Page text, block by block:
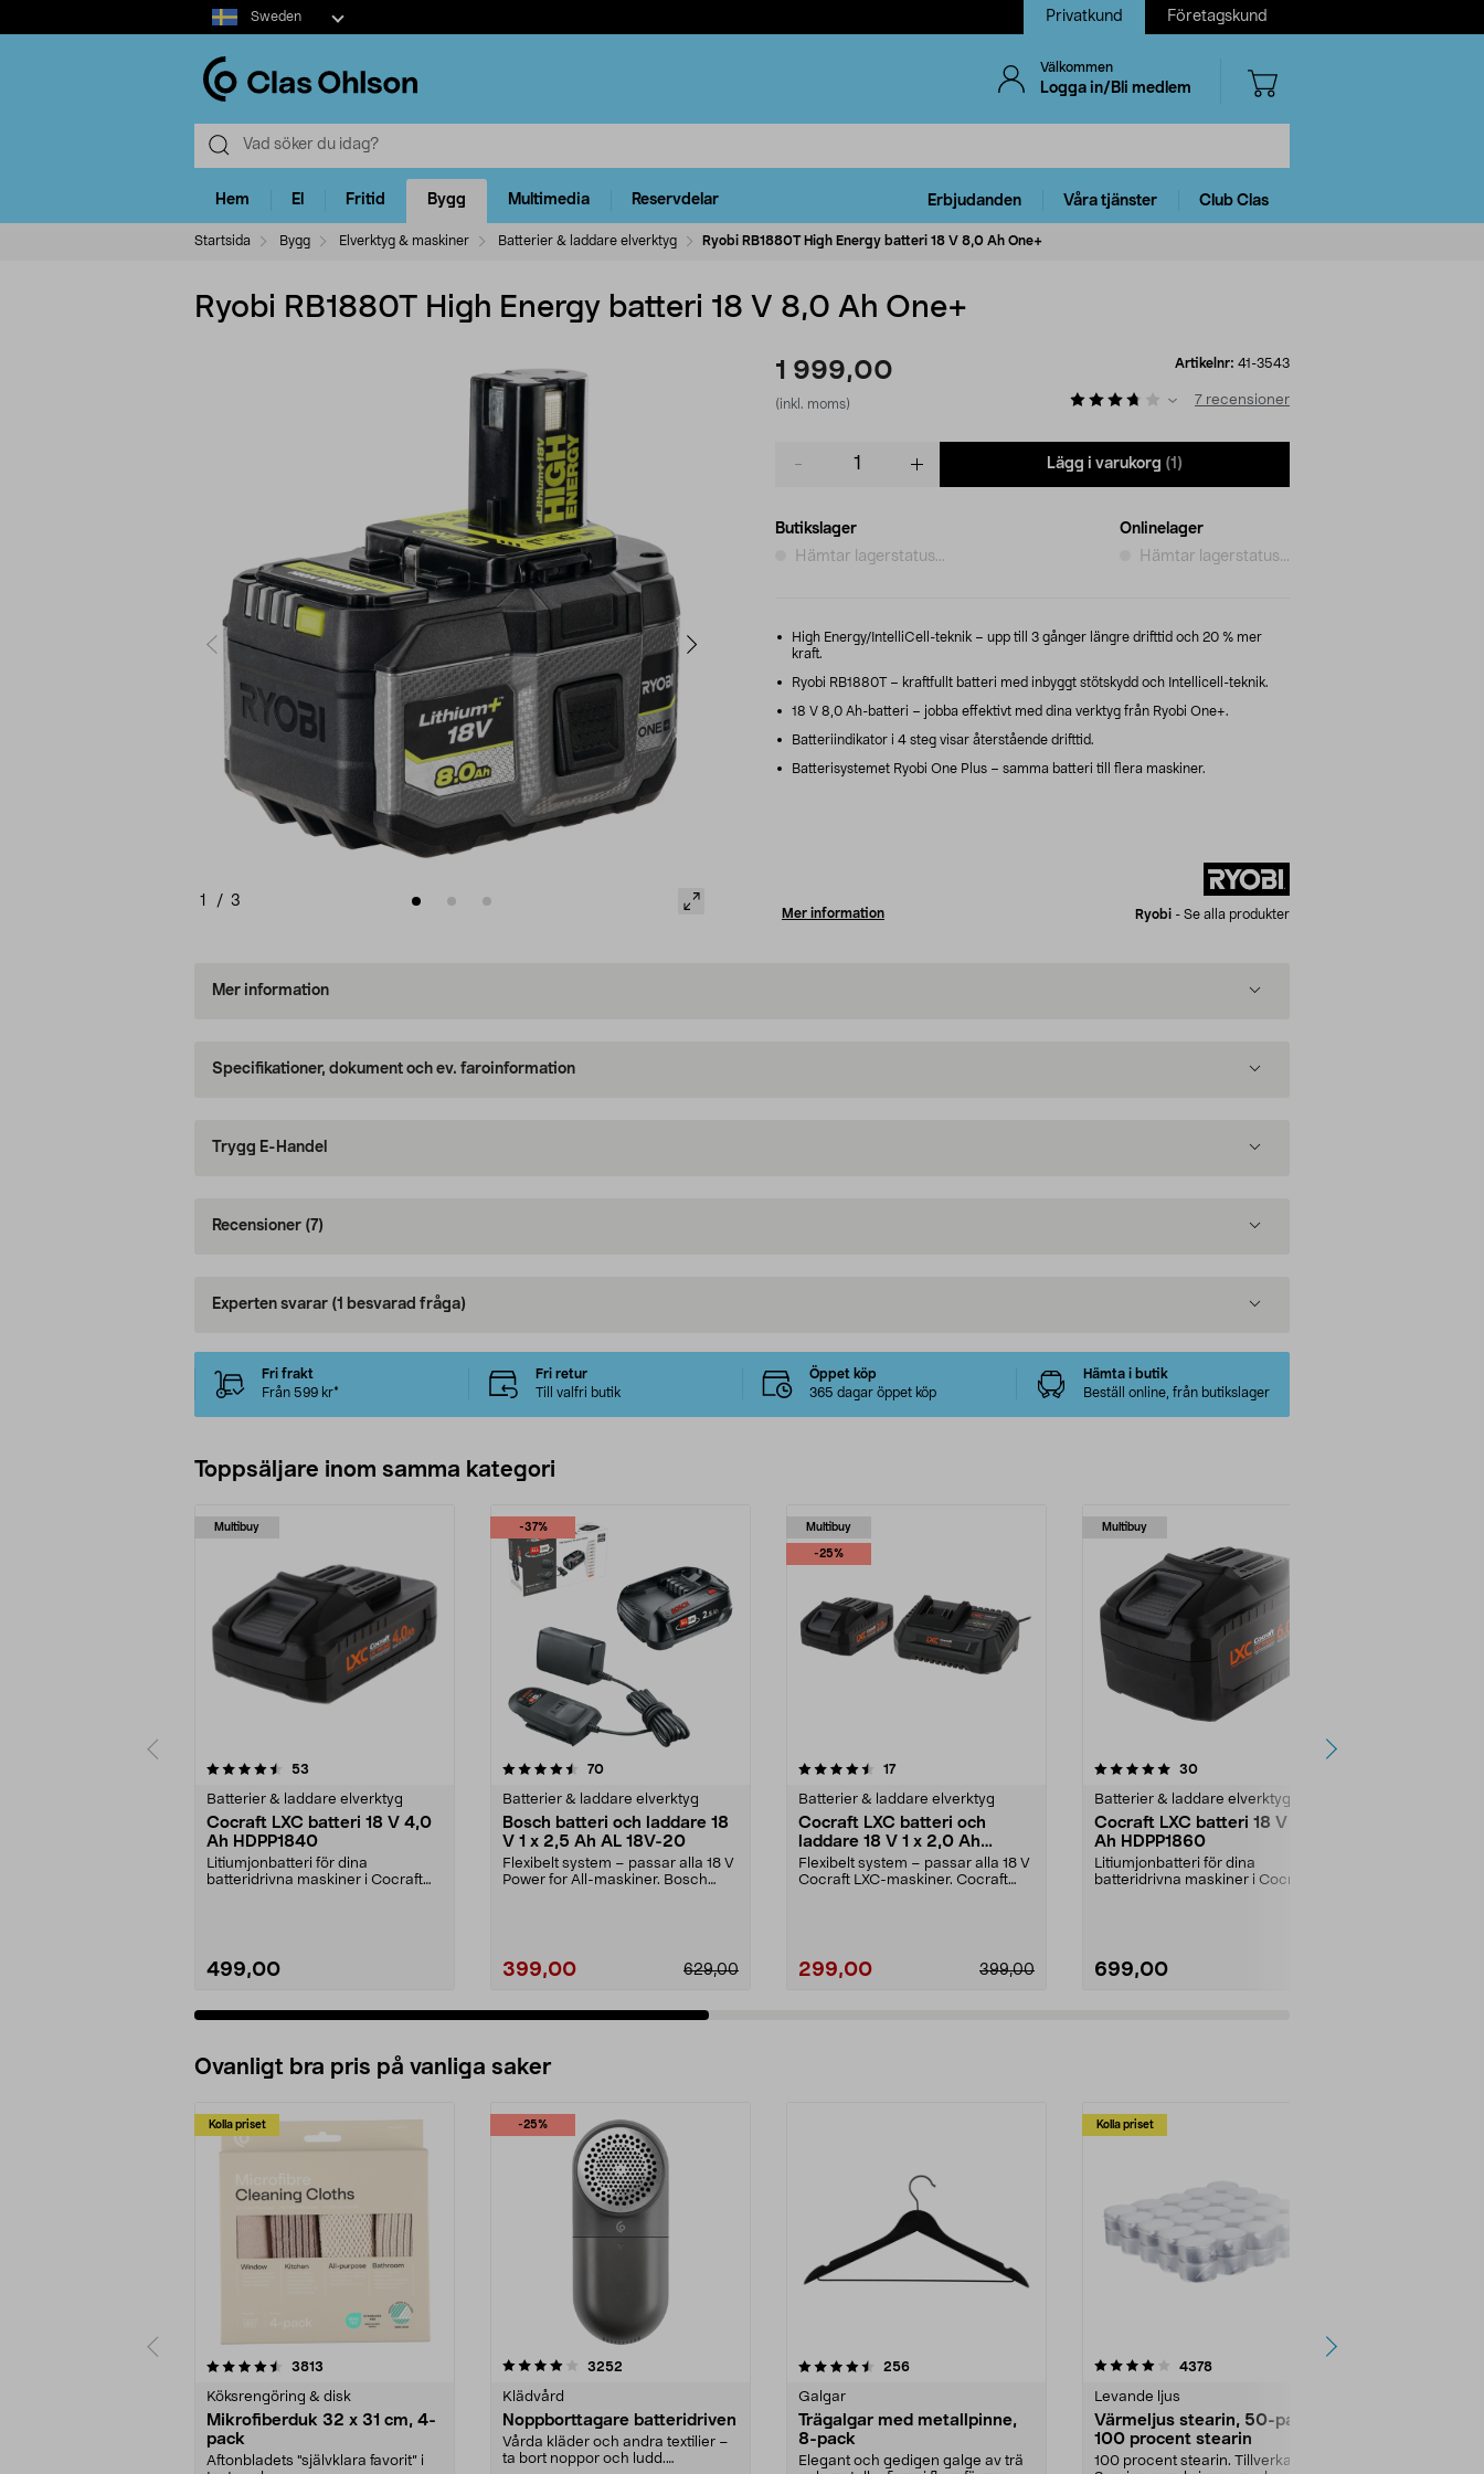
Select
market
Sweden Privatkund Företagskund
Välkommen
Logga in/Bli medlem
Hem El Fritid Bygg Multimedia Reservdelar Erbjudanden Våra tjänster Club Clas
Startsida Bygg Elverktyg & maskiner Batterier & laddare elverktyg Ryobi RB1880T High Energy batteri 18 V 8,0 Ah One+
Ryobi RB1880T High Energy batteri 18 V 8,0 Ah One+
1 / 3
1 999,00
(inkl. moms)
Artikelnr: 41-3543
7 recensioner
Lägg i varukorg (1)
Butikslager
Hämtar lagerstatus...
Onlinelager
Hämtar lagerstatus...
High Energy/IntelliCell-teknik – upp till 3 gånger längre drifttid och 20 % mer
kraft.
Ryobi RB1880T – kraftfullt batteri med inbyggt stötskydd och Intellicell-teknik.
18 V 8,0 Ah-batteri – jobba effektivt med dina verktyg från Ryobi One+.
Batteriindikator i 4 steg visar återstående drifttid.
Batterisystemet Ryobi One Plus – samma batteri till flera maskiner.
Mer information Ryobi - Se alla produkter
Mer information
Specifikationer, dokument och ev. faroinformation
Trygg E-Handel
Recensioner (7)
Experten svarar (1 besvarad fråga)
Fri frakt
Från 599 kr*
Fri retur
Till valfri butik
Öppet köp
365 dagar öppet köp
Hämta i butik
Beställ online, från butikslager
Toppsäljare inom samma kategori
Multibuy
53
Batterier & laddare elverktyg
Cocraft LXC batteri 18 V 4,0
Ah HDPP1840
Litiumjonbatteri för dina
batteridrivna maskiner i Cocraft
499,00
-37%
4.5 av 5 stjärnor 70recensioner
Batterier & laddare elverktyg
Bosch batteri och laddare 18
V 1 x 2,5 Ah AL 18V-20
Flexibelt system – passar alla 18 V
Power for All-maskiner. Bosch
399,00 629,00
Multibuy
-25%
4.5 av 5 stjärnor 17recensioner
Batterier & laddare elverktyg
Cocraft LXC batteri och
laddare 18 V 1 x 2,0 Ah
CBS42
Flexibelt system – passar alla 18 V
Cocraft LXC-maskiner. Cocraft
299,00 399,00
Multibuy
5.0 av 5 stjärnor 30recensioner
Batterier & laddare elverktyg
Cocraft LXC batteri 18 V 6,0
Ah HDPP1860
Litiumjonbatteri för dina
batteridrivna maskiner i Cocraft
699,00
4.5 av 5 stjärnor
Ovanligt bra pris på vanliga saker
Kolla priset
3813
Köksrengöring & disk
Mikrofiberduk 32 x 31 cm, 4-
pack
Aftonbladets "självklara favorit” i
-25%
4.0av 5 stjärnor 3252
Klädvård
Noppborttagare batteridriven
Vårda kläder och andra textilier –
ta bort noppor och ludd.
4.5av 5 stjärnor 256recensioner
Galgar
Trägalgar med metallpinne,
8-pack
Elegant och gedigen galge av trä
Kolla priset
4.0av 5 stjärnor 4378recensioner
Levande ljus
Värmeljus stearin, 50-pack,
100 procent stearin
100 procent stearin. Tillverkade i
4.5av 5 stjärnor